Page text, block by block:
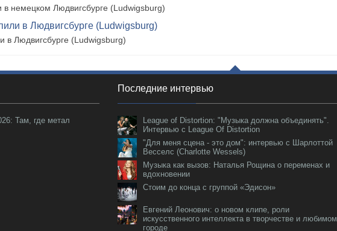
в немецком Людвигсбурге (Ludwigsburg)
в Людвигсбурге (Ludwigsburg)
в Людвигсбурге (Ludwigsburg)
Там, где метал
Последние интервью
League of Distortion: "Музыка должна объединять".
Интервью с League Of Distortion
"Для меня сцена - это дом": интервью с Шарлоттой
Весселс (Charlotte Wessels)
Музыка как вызов: Наталья Рощина о переменах и
вдохновении
Стоим до конца с группой «Эдисон»
Евгений Леонович: о новом клипе, роли
искусственного интеллекта в творчестве и любимом
городе